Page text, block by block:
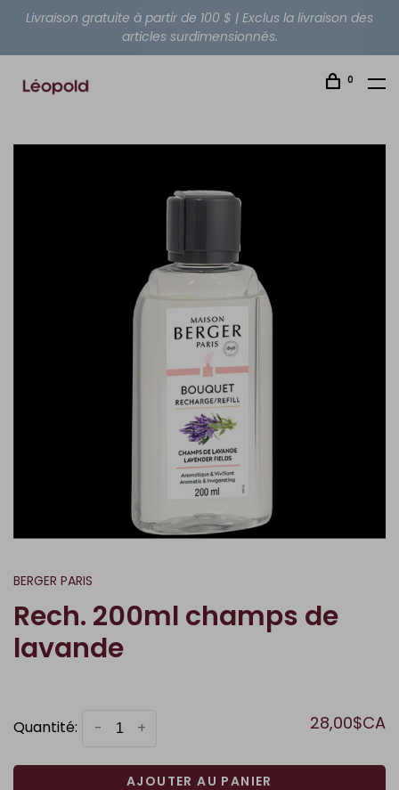
Livraison gratuite à partir de 100 $ | Exclus la livraison des
articles surdimensionnés.
0
BERGER PARIS
Rech. 200ml champs de
lavande
Quantité: +
- 28,00$CA
AJOUTER AU PANIER